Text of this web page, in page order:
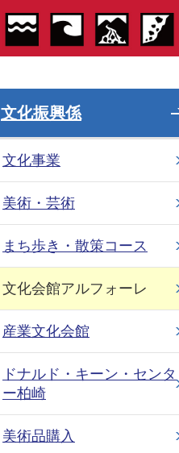
文化振興係
文化事業
美術・芸術
まち歩き・散策コース
文化会館アルフォーレ
産業文化会館
ドナルド・キーン・センタ
ー柏崎
美術品購入